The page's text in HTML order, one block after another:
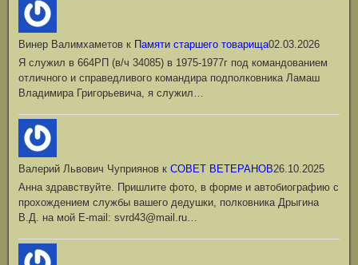
Винер Валимхаметов к Памяти старшего товарища02.03.2026
Я служил в 664РП (в/ч 34085) в 1975-1977г под командованием
отличного и справедливого командира подполковника Ламаш
Владимира Григорьевича, я служил…
Валерий Львович Чуприянов к СОВЕТ ВЕТЕРАНОВ26.10.2025
Анна здравствуйте. Пришлите фото, в форме и автобиографию с
прохождением службы вашего дедушки, полковника Дрыгина
В.Д. на мой Е-mail: svrd43@mail.ru…